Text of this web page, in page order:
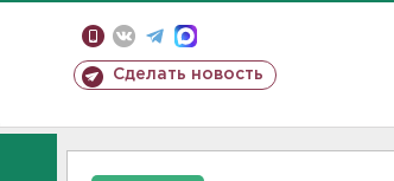
Сделать новость